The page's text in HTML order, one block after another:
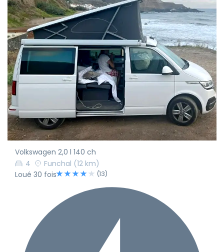
Volkswagen 2,0 l 140 ch
4
Funchal (12 km)
Loué 30 fois
(13)